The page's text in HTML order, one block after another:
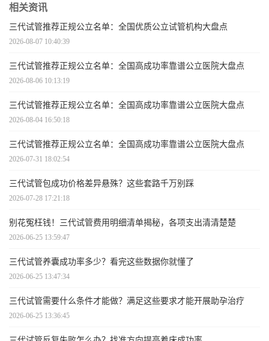
相关资讯
三代试管推荐正规公立名单：全国优质公立试管机构大盘点
2026-08-07 10:40:39
三代试管推荐正规公立名单：全国高成功率靠谱公立医院大盘点
2026-08-06 10:13:19
三代试管推荐正规公立名单：全国高成功率靠谱公立医院大盘点
2026-08-04 16:50:18
三代试管推荐正规公立名单：全国高成功率靠谱公立医院大盘点
2026-07-31 18:02:54
三代试管包成功价格差异悬殊？这些套路千万别踩
2026-07-28 17:21:18
别花冤枉钱！三代试管费用明细清单揭秘，各项支出清清楚楚
2026-06-25 13:59:47
三代试管养囊成功率多少？看完这些数据你就懂了
2026-06-25 13:47:34
三代试管需要什么条件才能做？满足这些要求才能开展助孕治疗
2026-06-25 13:36:45